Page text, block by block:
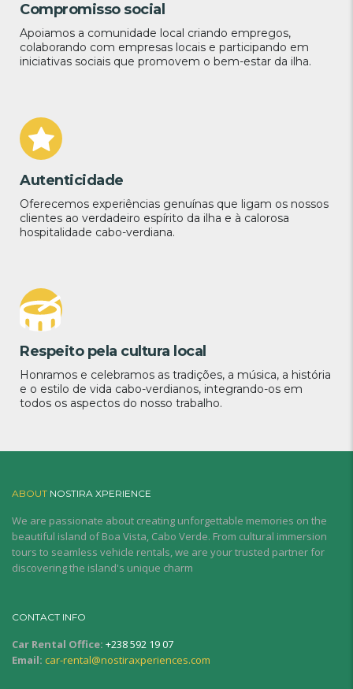
Compromisso social
Apoiamos a comunidade local criando empregos,
colaborando com empresas locais e participando em
iniciativas sociais que promovem o bem-estar da ilha.
Autenticidade
Oferecemos experiências genuínas que ligam os nossos
clientes ao verdadeiro espírito da ilha e à calorosa
hospitalidade cabo-verdiana.
Respeito pela cultura local
Honramos e celebramos as tradições, a música, a história
e o estilo de vida cabo-verdianos, integrando-os em
todos os aspectos do nosso trabalho.
ABOUT NOSTIRA XPERIENCE
We are passionate about creating unforgettable memories on the
beautiful island of Boa Vista, Cabo Verde. From cultural immersion
tours to seamless vehicle rentals, we are your trusted partner for
discovering the island's unique charm
CONTACT INFO
Car Rental Office: +238 592 19 07
Email: car-rental@nostiraxperiences.com